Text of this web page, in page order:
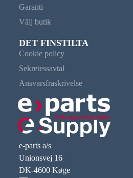
Garanti
Välj butik
DET FINSTILTA
Cookie policy
Sekretessavtal
Ansvarsfraskrivelse
e-parts a/s
Unionsvej 16
DK-4600 Køge